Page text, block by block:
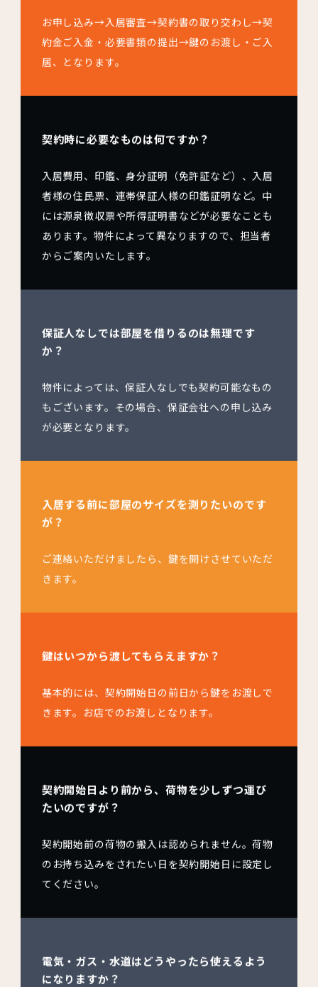
お申し込み→入居審査→契約書の取り交わし→契
約金ご入金・必要書類の提出→鍵のお渡し・ご入
居、となります。
契約時に必要なものは何ですか？
入居費用、印鑑、身分証明（免許証など）、入居
者様の住民票、連帯保証人様の印鑑証明など。中
には源泉徴収票や所得証明書などが必要なことも
あります。物件によって異なりますので、担当者
からご案内いたします。
保証人なしでは部屋を借りるのは無理です
か？
物件によっては、保証人なしでも契約可能なもの
もございます。その場合、保証会社への申し込み
が必要となります。
入居する前に部屋のサイズを測りたいのです
が？
ご連絡いただけましたら、鍵を開けさせていただ
きます。
鍵はいつから渡してもらえますか？
基本的には、契約開始日の前日から鍵をお渡しで
きます。お店でのお渡しとなります。
契約開始日より前から、荷物を少しずつ運び
たいのですが？
契約開始前の荷物の搬入は認められません。荷物
のお持ち込みをされたい日を契約開始日に設定し
てください。
電気・ガス・水道はどうやったら使えるよう
になりますか？